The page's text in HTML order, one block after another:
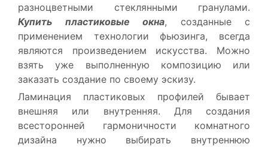
разноцветными стеклянными гранулами.
Купить пластиковые окна, созданные с
применением технологии фьюзинга, всегда
являются произведением искусства. Можно
взять уже выполненную композицию или
заказать создание по своему эскизу.
Ламинация пластиковых профилей бывает
внешняя или внутренняя. Для создания
всесторонней гармоничности комнатного
дизайна нужно выбирать внутреннюю